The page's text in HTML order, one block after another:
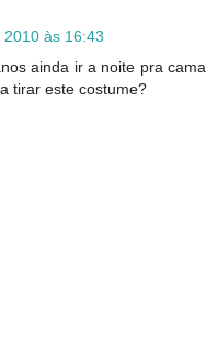
às 16:43
ainda ir a noite pra cama
tirar este costume?